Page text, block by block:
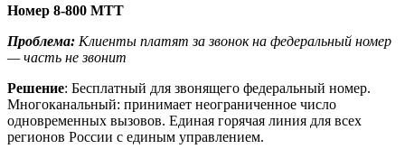
Номер 8-800 МТТ
Проблема: Клиенты платят за звонок на федеральный номер
— часть не звонит
Решение: Бесплатный для звонящего федеральный номер.
Многоканальный: принимает неограниченное число
одновременных вызовов. Единая горячая линия для всех
регионов России с единым управлением.